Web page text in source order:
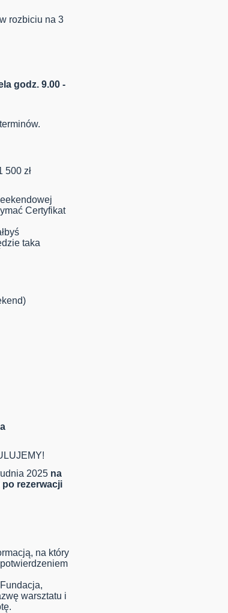
rozbiciu na 3
godz. 9.00 -
500 zł
Certyfikat
taka
2025 na
rezerwacji
na który
warsztatu i